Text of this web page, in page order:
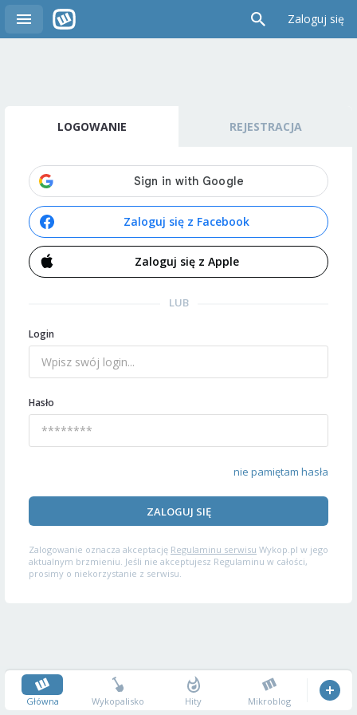
Zaloguj się
LOGOWANIE REJESTRACJA
Zaloguj się z Facebook
Zaloguj się z Apple
LUB
Login
Hasło
nie pamiętam hasła
ZALOGUJ SIĘ
Zalogowanie oznacza akceptację Regulaminu serwisu Wykop.pl w jego
aktualnym brzmieniu. Jeśli nie akceptujesz Regulaminu w całości,
prosimy o niekorzystanie z serwisu.
Główna Wykopalisko Hity Mikroblog